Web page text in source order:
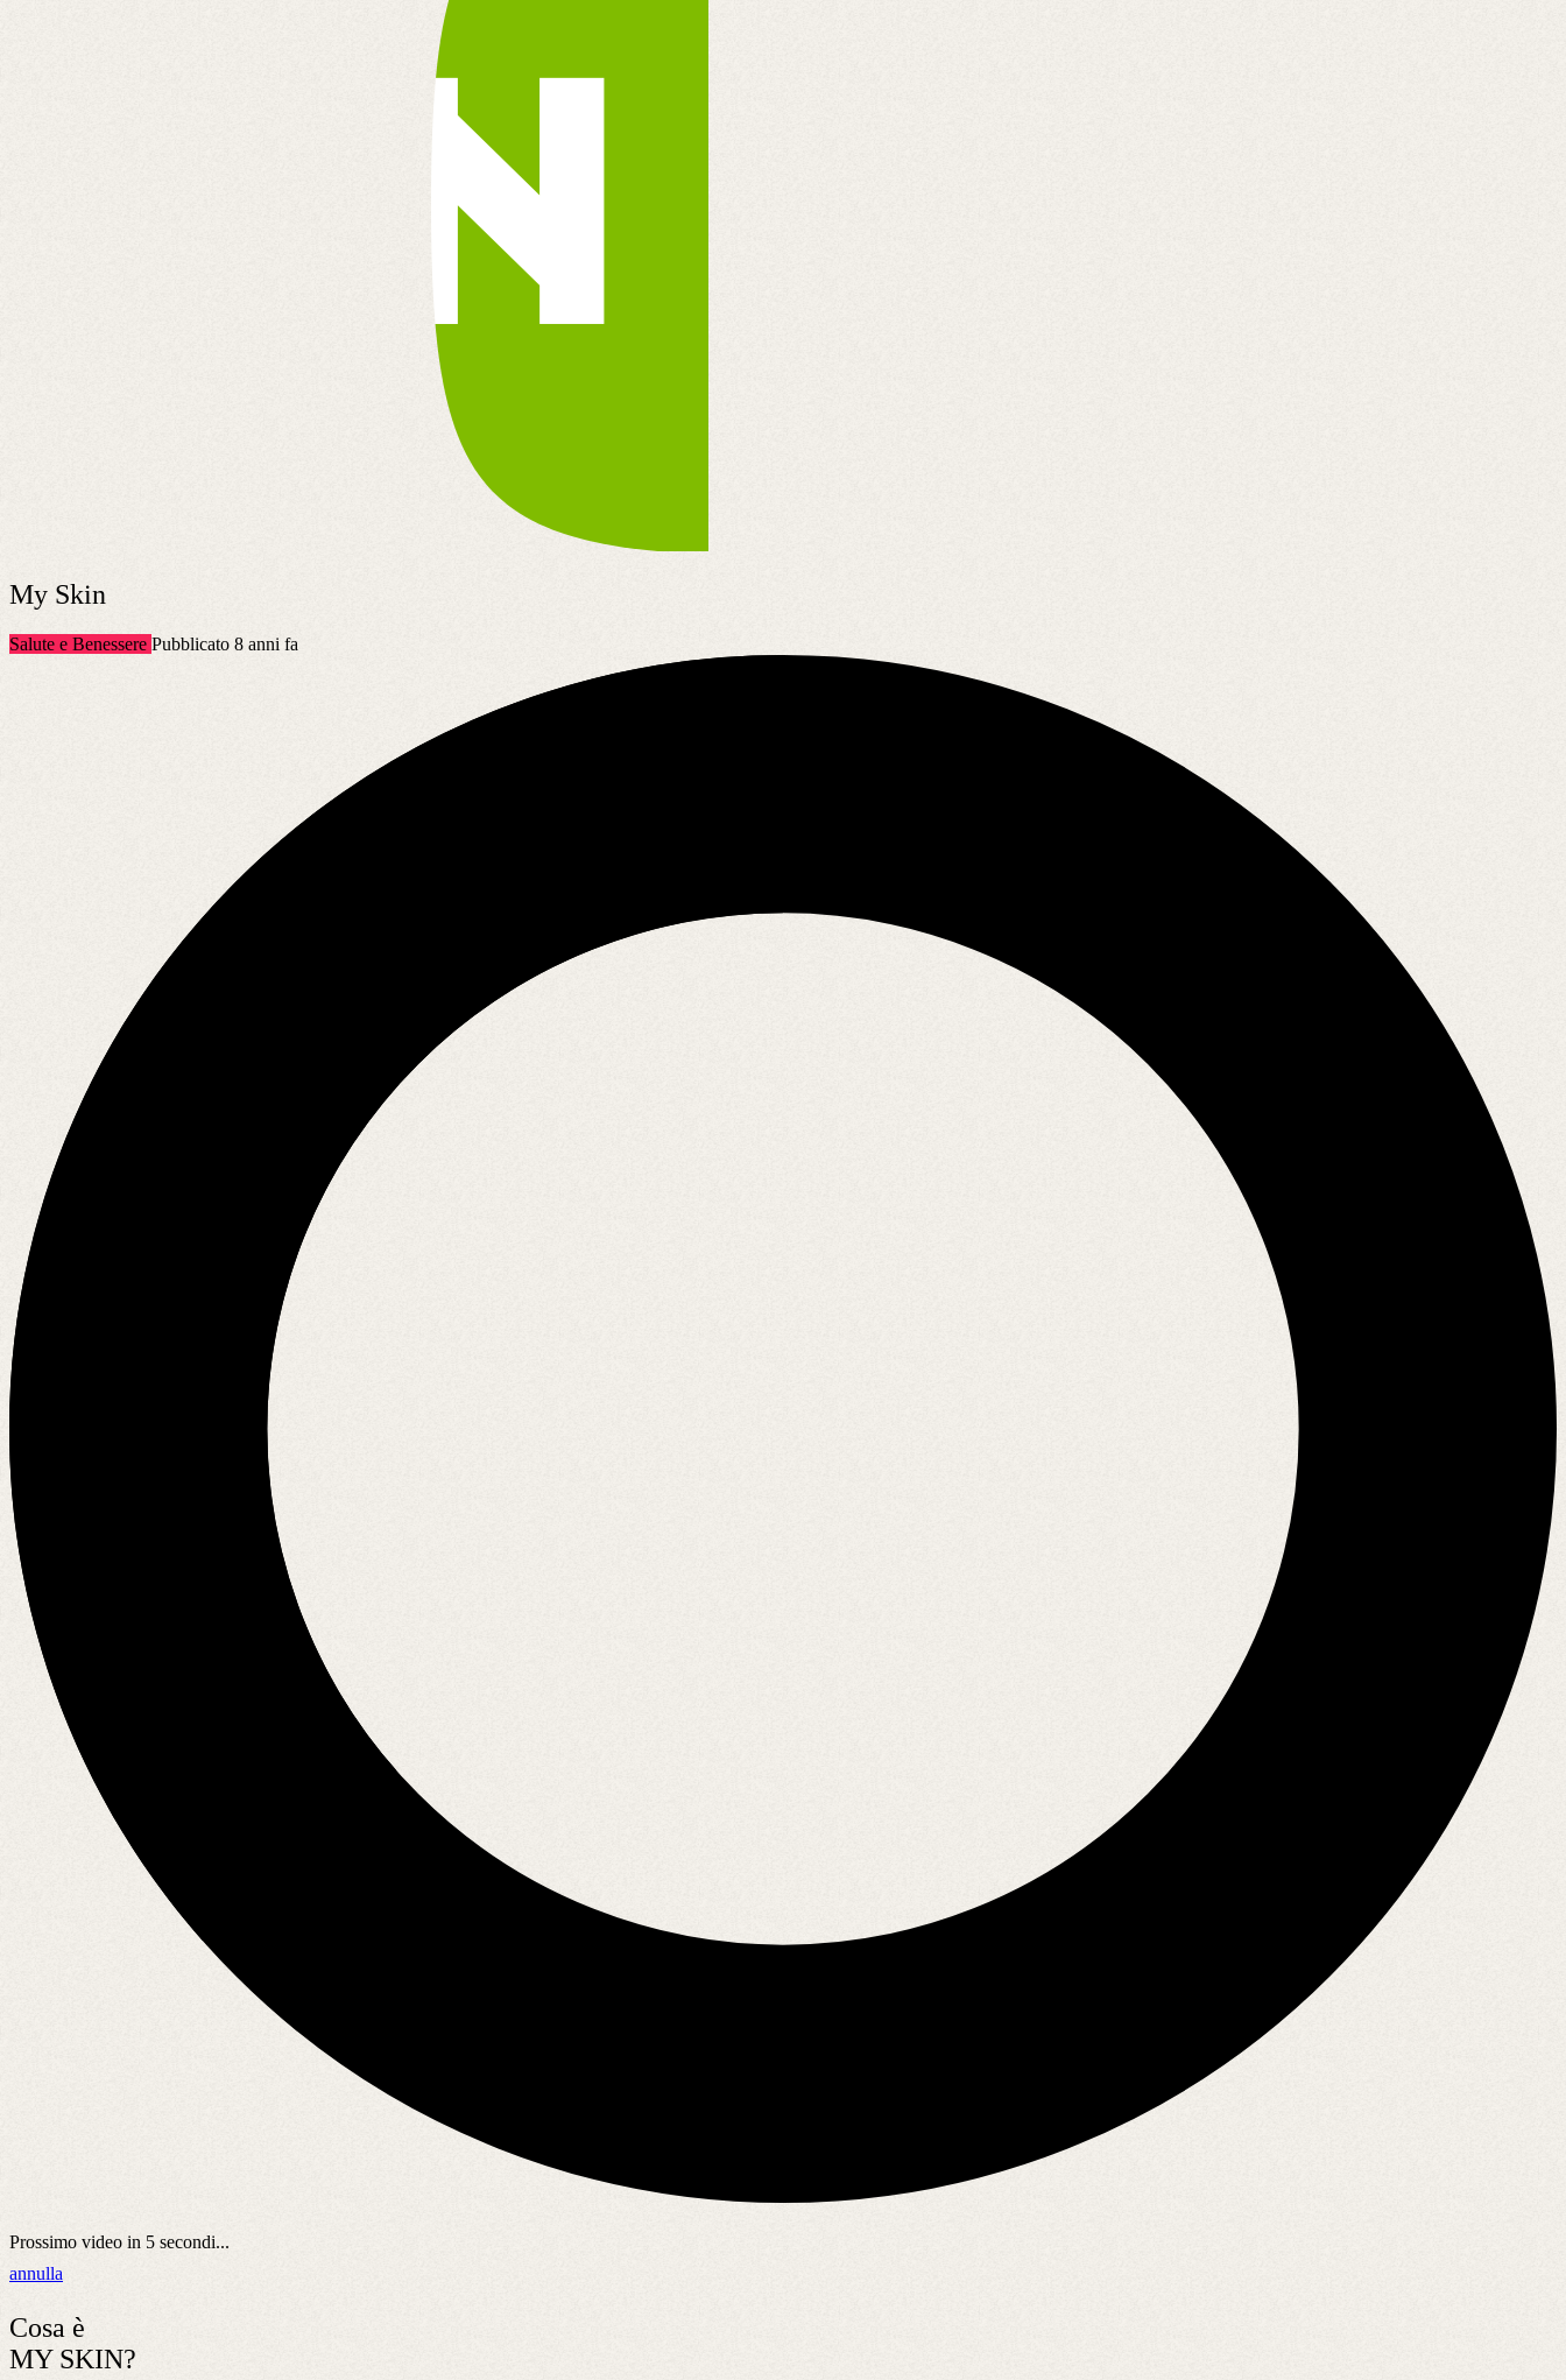
My Skin
Salute e Benessere Pubblicato 8 anni fa
Prossimo video in 5 secondi...
annulla
Cosa è
MY SKIN?